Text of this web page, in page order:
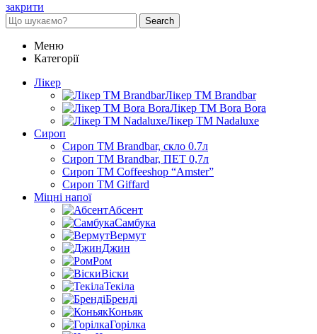
закрити
Search
Меню
Категорії
Лікер
Лікер ТМ Brandbar
Лікер ТМ Bora Bora
Лікер ТМ Nadaluxe
Сироп
Сироп TM Brandbar, скло 0.7л
Сироп TM Brandbar, ПЕТ 0,7л
Сироп TM Coffeeshop “Amster”
Сироп TM Giffard
Міцні напої
Абсент
Самбука
Вермут
Джин
Ром
Віски
Текіла
Бренді
Коньяк
Горілка